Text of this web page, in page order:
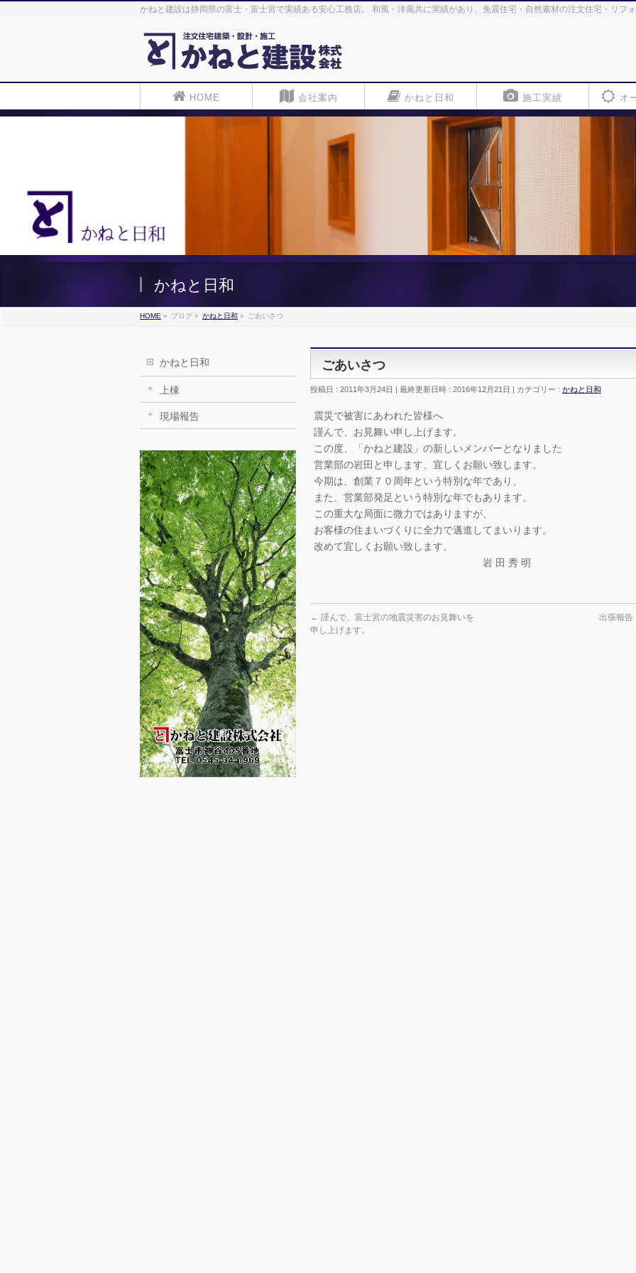
かねと建設は静岡県の富士・富士宮で実績ある安心工務店。 和風・洋風共に実績があり、免震住宅・自然素材の注文住宅・リフ
HOME 会社案内 かねと日和 施工実績 オ
かねと日和
HOME » ブログ » かねと日和 » ごあいさつ
かねと日和
上棟
現場報告
ごあいさつ
投稿日 : 2011年3月24日 最終更新日時 : 2016年12月21日 カテゴリー : かねと日和
震災で被害にあわれた皆様へ
謹んで、お見舞い申し上げます。
この度、「かねと建設」の新しいメンバーとなりました
営業部の岩田と申します、宜しくお願い致します。
今期は、創業７０周年という特別な年であり、
また、営業部発足という特別な年でもあります。
この重大な局面に微力ではありますが、
お客様の住まいづくりに全力で邁進してまいります。
改めて宜しくお願い致します。
岩 田 秀 明
← 謹んで、富士宮の地震災害のお見舞いを
申し上げます。
出張報告